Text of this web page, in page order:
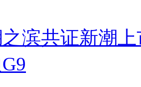
滨共证新潮